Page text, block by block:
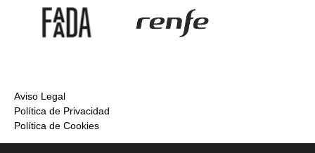
Aviso Legal
Política de Privacidad
Política de Cookies